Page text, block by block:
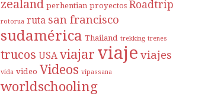
zealand perhentian proyectos Roadtrip
rotorua ruta san francisco
sudamérica Thailand trekking trenes
trucos USA viajar viaje viajes
vida video Videos vipassana
worldschooling